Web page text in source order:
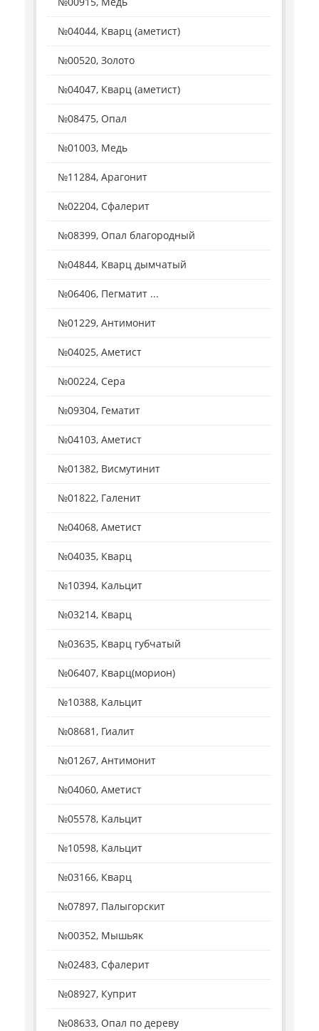
№04044, Кварц (аметист)
№00520, Золото
№04047, Кварц (аметист)
№08475, Опал
№01003, Медь
№11284, Арагонит
№02204, Сфалерит
№08399, Опал благородный
№04844, Кварц дымчатый
№06406, Пегматит ...
№01229, Антимонит
№04025, Аметист
№00224, Сера
№09304, Гематит
№04103, Аметист
№01382, Висмутинит
№01822, Галенит
№04068, Аметист
№04035, Кварц
№10394, Кальцит
№03214, Кварц
№03635, Кварц губчатый
№06407, Кварц(морион)
№10388, Кальцит
№08681, Гиалит
№01267, Антимонит
№04060, Аметист
№05578, Кальцит
№10598, Кальцит
№03166, Кварц
№07897, Палыгорскит
№00352, Мышьяк
№02483, Сфалерит
№08927, Куприт
№08633, Опал по дереву